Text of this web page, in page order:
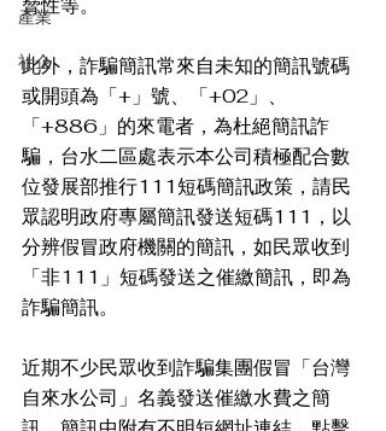
產業
社企
脅性等。
此外，詐騙簡訊常來自未知的簡訊號碼
或開頭為「+」號、「+02」、
「+886」的來電者，為杜絕簡訊詐
騙，台水二區處表示本公司積極配合數
位發展部推行111短碼簡訊政策，請民
眾認明政府專屬簡訊發送短碼111，以
分辨假冒政府機關的簡訊，如民眾收到
「非111」短碼發送之催繳簡訊，即為
詐騙簡訊。
近期不少民眾收到詐騙集團假冒「台灣
自來水公司」名義發送催繳水費之簡